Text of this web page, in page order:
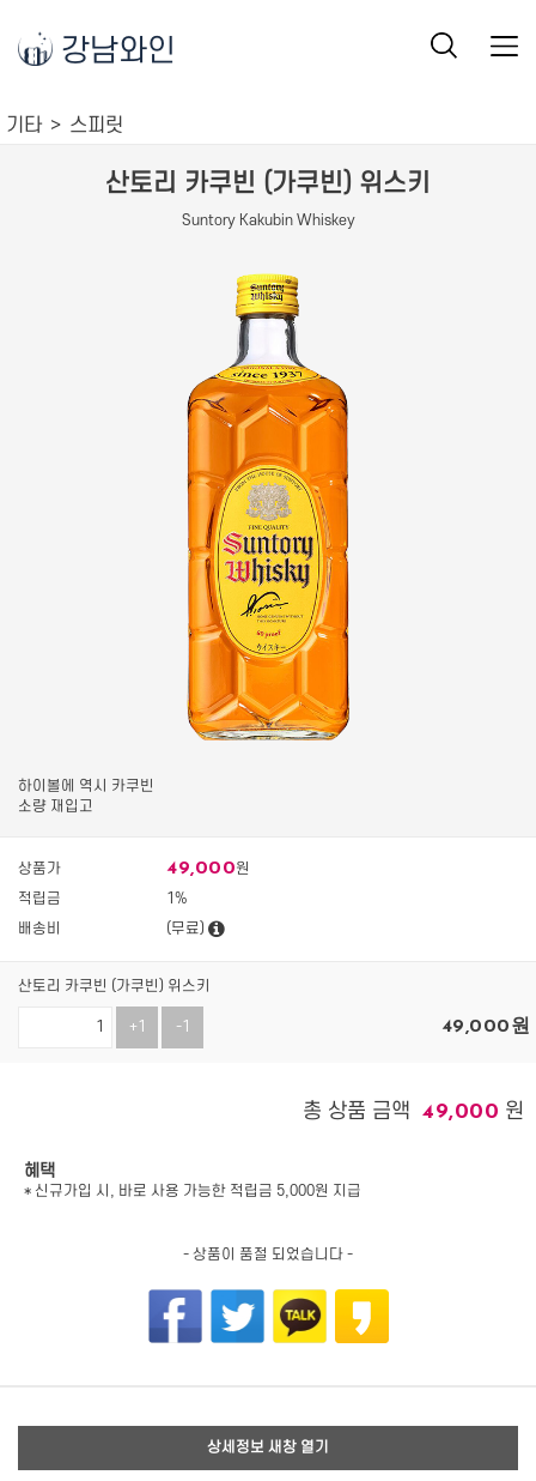
강남와인
기타 스피릿
산토리 카쿠빈 (가쿠빈) 위스키
Suntory Kakubin Whiskey
하이볼에 역시 카쿠빈
소량 재입고
상품가 49,000원
적립금
1%
배송비
(무료)
산토리 카쿠빈 (가쿠빈) 위스키
+1 -1 49,000원
총 상품 금액 49,000 원
혜택
* 신규가입 시, 바로 사용 가능한 적립금 5,000원 지급
- 상품이 품절 되었습니다 -
상세정보 새창 열기